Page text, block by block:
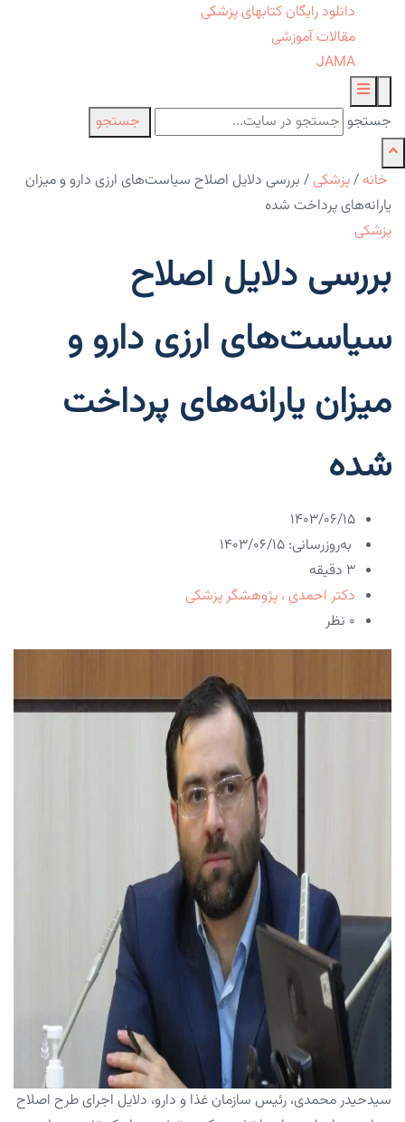
دانلود رایگان کتابهای پزشکی
مقالات آموزشی
JAMA
جستجو جستجو
خانه /پزشکی / بررسی دلایل اصلاح سیاست‌های ارزی دارو و میزان
یارانه‌های پرداخت شده
پزشکی
بررسی دلایل اصلاح
سیاست‌های ارزی دارو و
میزان یارانه‌های پرداخت
شده
۱۴۰۳/۰۶/۱۵
به‌روزرسانی: ۱۴۰۳/۰۶/۱۵
3 دقیقه
دکتر احمدی ، پژوهشگر پزشکی
۰ نظر
سیدحیدر محمدی، رئیس سازمان غذا و دارو، دلایل اجرای طرح اصلاح